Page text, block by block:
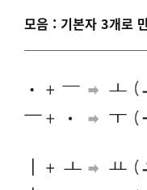
모음 : 기본자 3개로